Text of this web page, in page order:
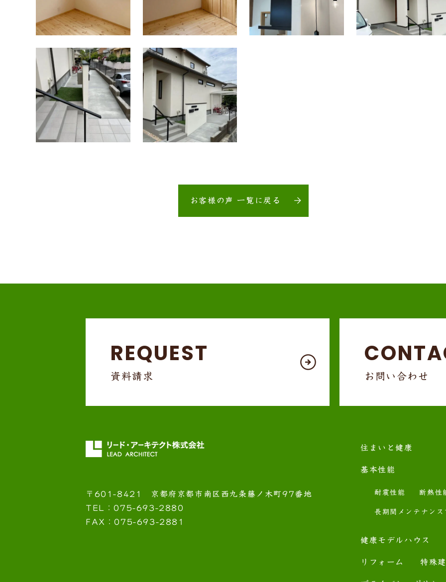
お客様の声 一覧に戻る
REQUEST
資料請求 お問い合わせ
〒601-8421 京都府京都市南区西九条藤ノ木町97番地
TEL：075-693-2880
FAX：075-693-2881
住まいと健康
基本性能
耐震性能 断熱性
長期間メンテナンス
健康モデルハウス
リフォーム 特殊